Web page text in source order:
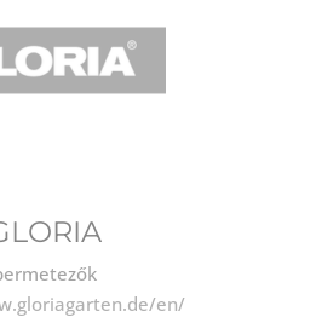
en/